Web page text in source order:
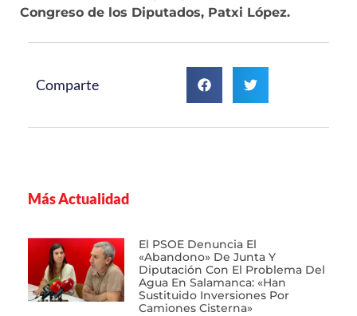
Congreso de los Diputados, Patxi López.
Comparte
Más Actualidad
El PSOE Denuncia El
«abandono» De Junta Y
Diputación Con El Problema Del
Agua En Salamanca: «Han
Sustituido Inversiones Por
Camiones Cisterna»